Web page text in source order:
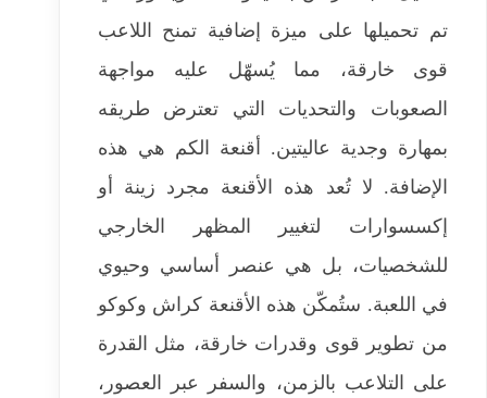
تم تحميلها على ميزة إضافية تمنح اللاعب
قوى خارقة، مما يُسهّل عليه مواجهة
الصعوبات والتحديات التي تعترض طريقه
بمهارة وجدية عاليتين. أقنعة الكم هي هذه
الإضافة. لا تُعد هذه الأقنعة مجرد زينة أو
إكسسوارات لتغيير المظهر الخارجي
للشخصيات، بل هي عنصر أساسي وحيوي
في اللعبة. ستُمكّن هذه الأقنعة كراش وكوكو
من تطوير قوى وقدرات خارقة، مثل القدرة
على التلاعب بالزمن، والسفر عبر العصور،